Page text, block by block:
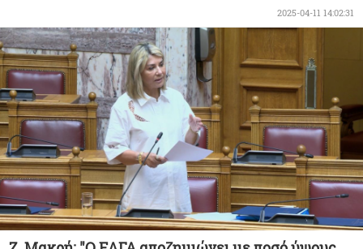
2025-04-11 14:02:31